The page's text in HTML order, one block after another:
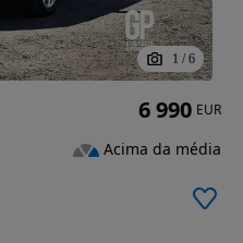
1 / 6
6 990 EUR
Acima da média